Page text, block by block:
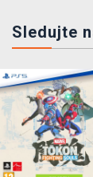
Sledujte